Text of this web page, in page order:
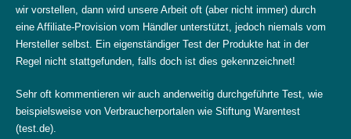
wir vorstellen, dann wird unsere Arbeit oft (aber nicht immer) durch
eine Affiliate-Provision vom Händler unterstützt, jedoch niemals vom
Hersteller selbst. Ein eigenständiger Test der Produkte hat in der
Regel nicht stattgefunden, falls doch ist dies gekennzeichnet!
Sehr oft kommentieren wir auch anderweitig durchgeführte Test, wie
beispielsweise von Verbraucherportalen wie Stiftung Warentest
(test.de).